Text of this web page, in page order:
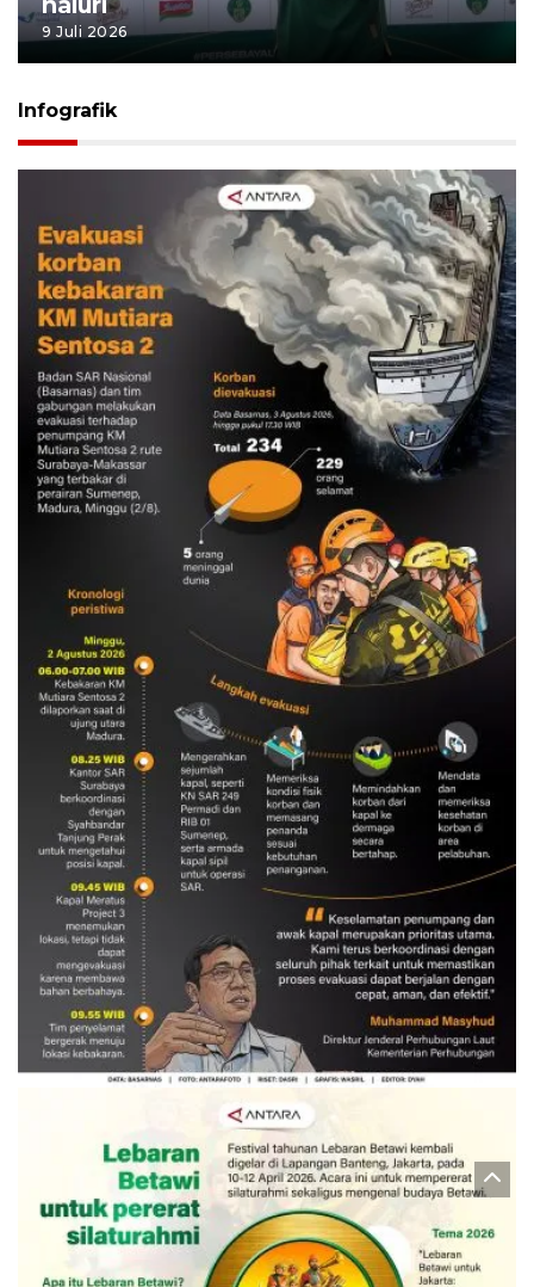
Gabung Persebaya, striker timnas
Ramadhan Sananta kembali asah
9 Juli 2026
Evakuasi korban kebakaran KM
Mutiara Sentosa 2
3 Agustus 2026